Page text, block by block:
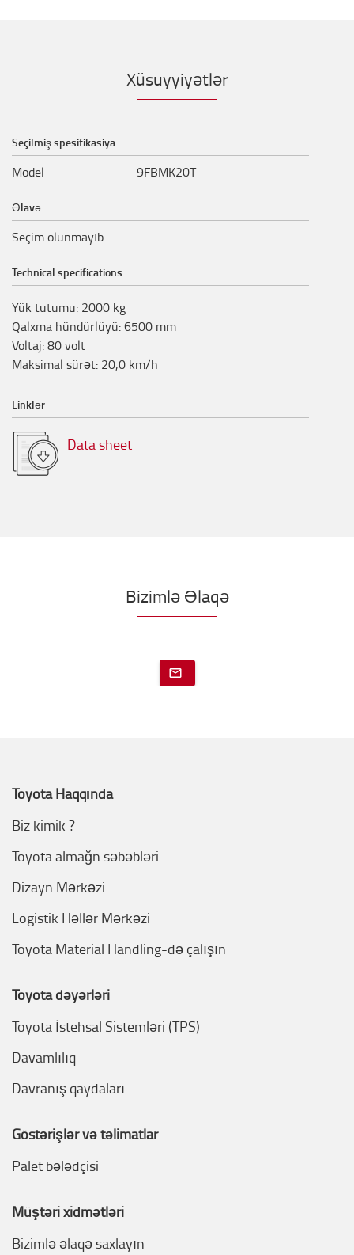
Xüsuyyiyətlər
Seçilmiş spesifikasiya
Model 9FBMK20T
Əlavə
Seçim olunmayıb
Technical specifications
Yük tutumu: 2000 kg
Qalxma hündürlüyü:6500 mm
Voltaj:80volt
Maksimal sürət: 20,0 km/h
Linklər
Data sheet
Bizimlə Əlaqə
Toyota Haqqında
Biz kimik ?
Toyota almağn səbəbləri
Dizayn Mərkəzi
Logistik Həllər Mərkəzi
Toyota Material Handling-də çalışın
Toyota dəyərləri
Toyota İstehsal Sistemləri (TPS)
Davamlılıq
Davranış qaydaları
Göstərişlər və təlimatlar
Palet bələdçisi
Müştəri xidmətləri
Bizimlə əlaqə saxlayın